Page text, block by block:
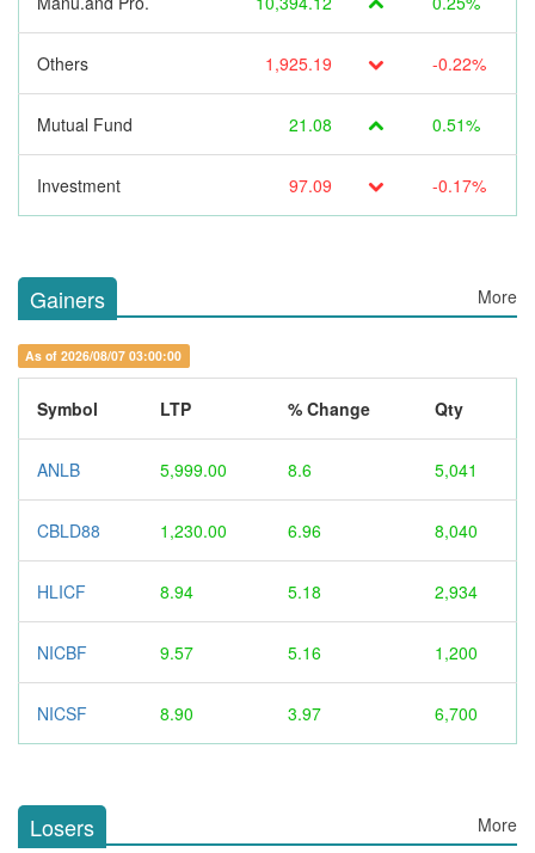
Others 1,925.19 -0.22%
Mutual Fund 21.08 0.51%
Investment 97.09 -0.17%
Gainers More
As of 2026/08/07 03:00:00
Symbol LTP % Change Qty
ANLB 5,999.00 8.6 5,041
CBLD88 1,230.00 6.96 8,040
HLICF 8.94 5.18 2,934
NICBF 9.57 5.16 1,200
NICSF 8.90 3.97 6,700
Losers More